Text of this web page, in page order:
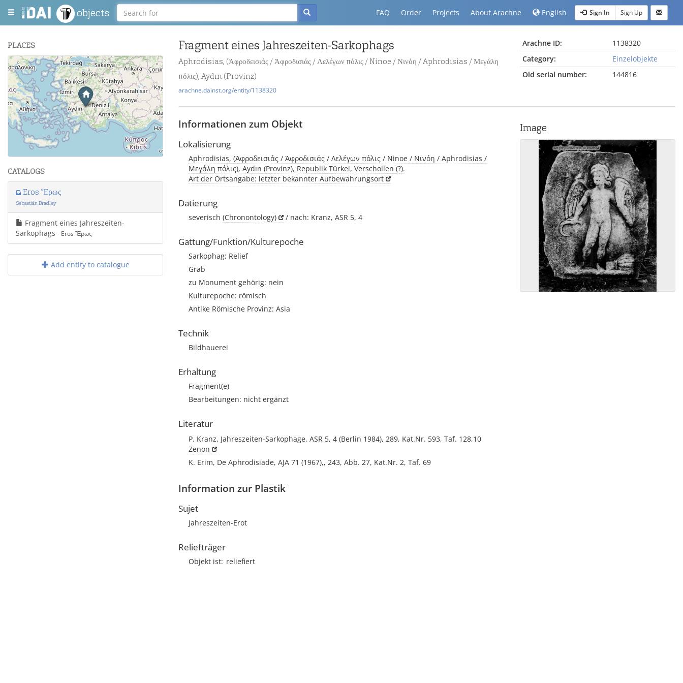
objects FAQ Order Projects About Arachne English Sign In Sign Up
PLACES
+
−
OpenStreetMap.
CATALOGS
Eros Ἔρως
Sebastián Bradley
Fragment eines Jahreszeiten-
Sarkophags - Eros Ἔρως
Add entity to catalogue
Fragment eines Jahreszeiten-Sarkophags
Aphrodisias, (Ἀφροδεισιάς / Ἀφροδισιάς / Λελέγων πόλις / Ninoe / Νινόη / Aphrodisias / Μεγάλη
πόλις), Aydın (Provinz)
arachne.dainst.org/entity/1138320
Arachne ID:
1138320
Category:
Einzelobjekte
Old serial number:
144816
Informationen zum Objekt
Lokalisierung
Aphrodisias, (Ἀφροδεισιάς / Ἀφροδισιάς / Λελέγων πόλις / Ninoe / Νινόη / Aphrodisias /
Μεγάλη πόλις), Aydın (Provinz), Republik Türkei, Verschollen (?).
Art der Ortsangabe: letzter bekannter Aufbewahrungsort
Datierung
severisch (Chronontology) / nach: Kranz, ASR 5, 4
Gattung/Funktion/Kulturepoche
Sarkophag; Relief
Grab
zu Monument gehörig: nein
Kulturepoche: römisch
Antike Römische Provinz: Asia
Technik
Bildhauerei
Erhaltung
Fragment(e)
Bearbeitungen: nicht ergänzt
Literatur
P. Kranz, Jahreszeiten-Sarkophage, ASR 5, 4 (Berlin 1984), 289, Kat.Nr. 593, Taf. 128,10
Zenon
K. Erim, De Aphrodisiade, AJA 71 (1967),, 243, Abb. 27, Kat.Nr. 2, Taf. 69
Information zur Plastik
Sujet
Jahreszeiten-Erot
Reliefträger
Objekt ist reliefiert
Image